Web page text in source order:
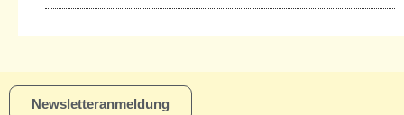
Newsletteranmeldung